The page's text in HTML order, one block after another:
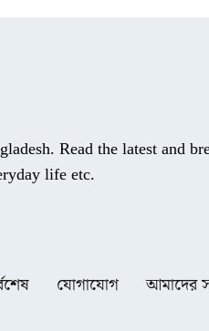
Read the latest and
life etc.
যোগাযোগ আমাদের